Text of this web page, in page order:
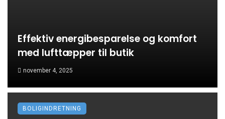
Effektiv energibesparelse og komfort
med lufttæpper til butik
november 4, 2025
BOLIGINDRETNING